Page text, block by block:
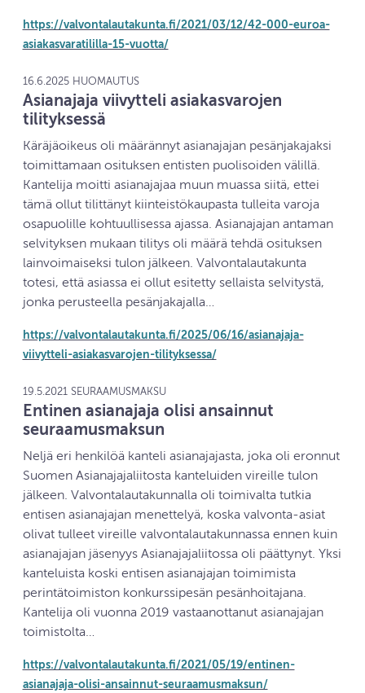
https://valvontalautakunta.fi/2021/03/12/42-000-euroa-
asiakasvaratililla-15-vuotta/
16.6.2025 HUOMAUTUS
Asianajaja viivytteli asiakasvarojen
tilityksessä
Käräjäoikeus oli määrännyt asianajajan pesänjakajaksi
toimittamaan osituksen entisten puolisoiden välillä.
Kantelija moitti asianajajaa muun muassa siitä, ettei
tämä ollut tilittänyt kiinteistökaupasta tulleita varoja
osapuolille kohtuullisessa ajassa. Asianajajan antaman
selvityksen mukaan tilitys oli määrä tehdä osituksen
lainvoimaiseksi tulon jälkeen. Valvontalautakunta
totesi, että asiassa ei ollut esitetty sellaista selvitystä,
jonka perusteella pesänjakajalla…
https://valvontalautakunta.fi/2025/06/16/asianajaja-
viivytteli-asiakasvarojen-tilityksessa/
19.5.2021 SEURAAMUSMAKSU
Entinen asianajaja olisi ansainnut
seuraamusmaksun
Neljä eri henkilöä kanteli asianajajasta, joka oli eronnut
Suomen Asianajajaliitosta kanteluiden vireille tulon
jälkeen. Valvontalautakunnalla oli toimivalta tutkia
entisen asianajajan menettelyä, koska valvonta-asiat
olivat tulleet vireille valvontalautakunnassa ennen kuin
asianajajan jäsenyys Asianajajaliitossa oli päättynyt. Yksi
kanteluista koski entisen asianajajan toimimista
perintätoimiston konkurssipesän pesänhoitajana.
Kantelija oli vuonna 2019 vastaanottanut asianajajan
toimistolta…
https://valvontalautakunta.fi/2021/05/19/entinen-
asianajaja-olisi-ansainnut-seuraamusmaksun/